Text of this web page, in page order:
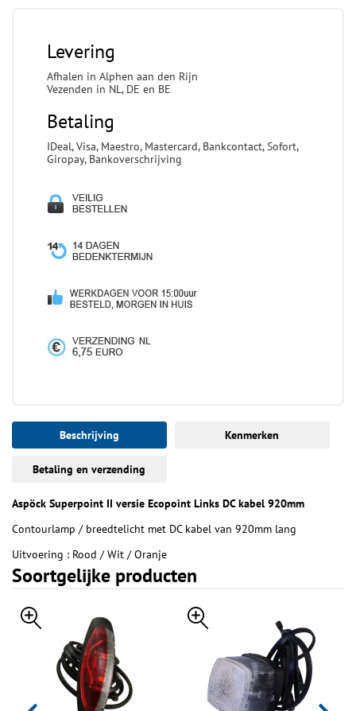
Levering
Afhalen in Alphen aan den Rijn
Vezenden in NL, DE en BE
Betaling
IDeal, Visa, Maestro, Mastercard, Bankcontact, Sofort,
Giropay, Bankoverschrijving
Beschrijving Kenmerken
Betaling en verzending
Aspöck Superpoint II versie Ecopoint Links DC kabel 920mm
Contourlamp / breedtelicht met DC kabel van 920mm lang
Uitvoering : Rood / Wit / Oranje
Soortgelijke producten